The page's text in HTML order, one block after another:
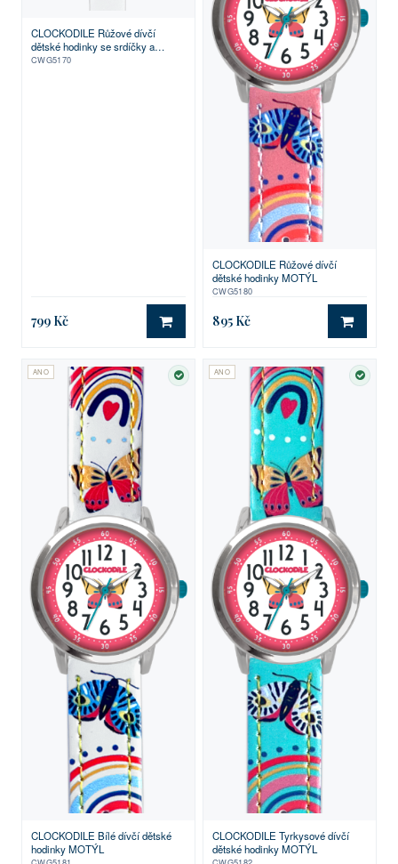
CLOCKODILE Růžové dívčí
dětské hodinky se srdíčky a
silikonovým řemínkem
CWG5170
799 Kč DO KOŠÍKU
CLOCKODILE Růžové dívčí
dětské hodinky MOTÝL
CWG5180
895 Kč DO
ANO
SKLADEM
CLOCKODILE Bílé dívčí dětské
hodinky MOTÝL
ANO
CLOCKODILE Tyrkysové dívčí
dětské hodinky MOTÝL